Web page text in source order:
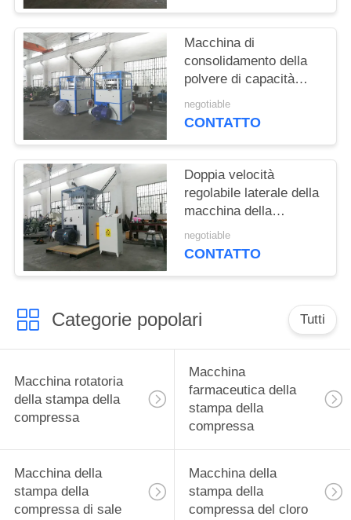
Macchina di
consolidamento della
polvere di capacità
elevata 15g
un'operazione semplice
negotiable
CONTATTO
Doppia velocità
regolabile laterale della
macchina della
macchina della stampa
della compressa di
negotiable
CONTATTO
Categorie popolari Tutti
Macchina rotatoria
della stampa della
compressa
Macchina
farmaceutica della
stampa della
compressa
Macchina della
stampa della
compressa di sale
Macchina della
stampa della
compressa del cloro